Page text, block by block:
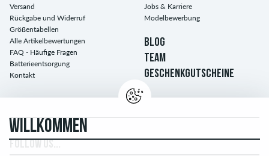
Versand
Rückgabe und Widerruf
Größentabellen
Alle Artikelbewertungen
FAQ - Häufige Fragen
Batterieentsorgung
Kontakt
Jobs & Karriere
Modelbewerbung
BLOG
TEAM
GESCHENKGUTSCHEINE
WILLKOMMEN